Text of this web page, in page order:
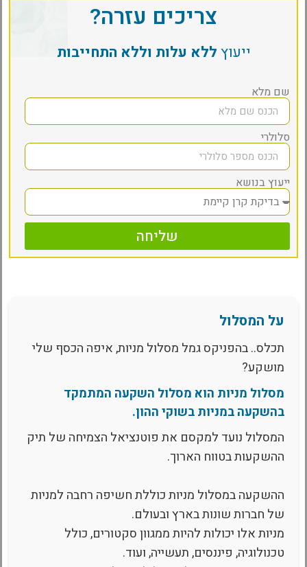
צריכים עזרה?
ייעוץללא עלות וללא התחייבות
שם מלא
סלולרי
ייעוץ בנושא
שליחה
על המסלול
תכלס.. בהפניקס גמל מסלול מניות, איפה הכסף שלי
מושקע?
מסלול מניות הוא מסלול השקעה המתמקד
בהשקעה במניות בשוקי ההון.
המסלול נועד למקסם את פוטנציאל הצמיחה של תיק
ההשקעות בטווח הארוך.
ההשקעה במסלול מניות כוללת חשיפה רחבה למניות
של חברות שונות בארץ ובעולם.
מניות אלו יכולות להיות ממגוון סקטורים, כולל
טכנולוגיה, פיננסים, תעשייה, ועוד.